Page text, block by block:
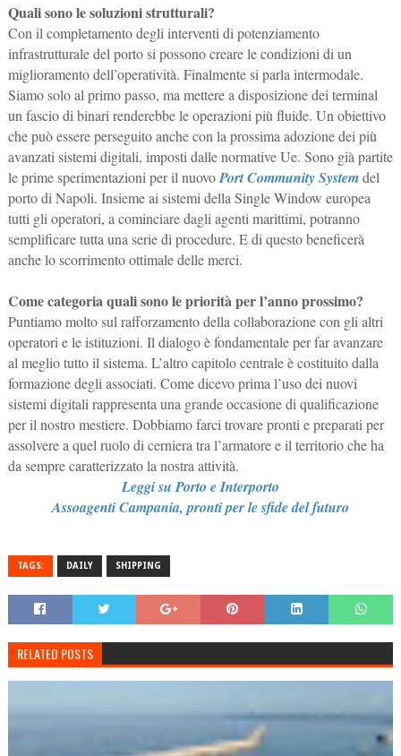
Quali sono le soluzioni strutturali?
Con il completamento degli interventi di potenziamento
infrastrutturale del porto si possono creare le condizioni di un
miglioramento dell’operatività. Finalmente si parla intermodale.
Siamo solo al primo passo, ma mettere a disposizione dei terminal
un fascio di binari renderebbe le operazioni più fluide. Un obiettivo
che può essere perseguito anche con la prossima adozione dei più
avanzati sistemi digitali, imposti dalle normative Ue. Sono già partite
le prime sperimentazioni per il nuovoPort Community Systemdel
porto di Napoli. Insieme ai sistemi della Single Window europea
tutti gli operatori, a cominciare dagli agenti marittimi, potranno
semplificare tutta una serie di procedure. E di questo beneficerà
anche lo scorrimento ottimale delle merci.
Come categoria quali sono le priorità per l’anno prossimo?
Puntiamo molto sul rafforzamento della collaborazione con gli altri
operatori e le istituzioni. Il dialogo è fondamentale per far avanzare
al meglio tutto il sistema. L’altro capitolo centrale è costituito dalla
formazione degli associati. Come dicevo prima l’uso dei nuovi
sistemi digitali rappresenta una grande occasione di qualificazione
per il nostro mestiere. Dobbiamo farci trovare pronti e preparati per
assolvere a quel ruolo di cerniera tra l’armatore e il territorio che ha
da sempre caratterizzato la nostra attività.
Leggi su Porto e Interporto
Assoagenti Campania, pronti per le sfide del futuro
TAGS: DAILY SHIPPING
RELATED POSTS